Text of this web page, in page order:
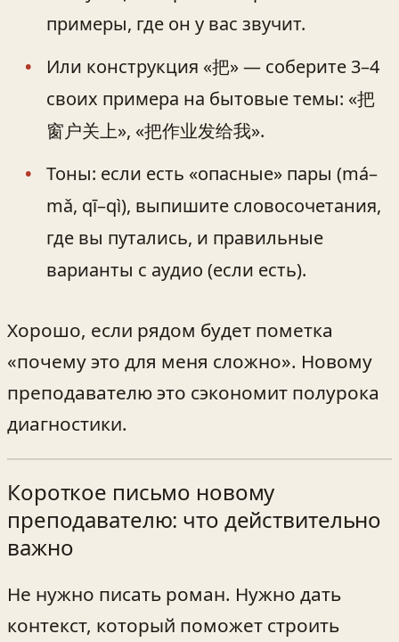
примеры, где он у вас звучит.
Или конструкция «把» — соберите 3–4
своих примера на бытовые темы: «把
窗户关上», «把作业发给我».
Тоны: если есть «опасные» пары (má–
mǎ, qī–qì), выпишите словосочетания,
где вы путались, и правильные
варианты с аудио (если есть).
Хорошо, если рядом будет пометка
«почему это для меня сложно». Новому
преподавателю это сэкономит полурока
диагностики.
Короткое письмо новому
преподавателю: что действительно
важно
Не нужно писать роман. Нужно дать
контекст, который поможет строить